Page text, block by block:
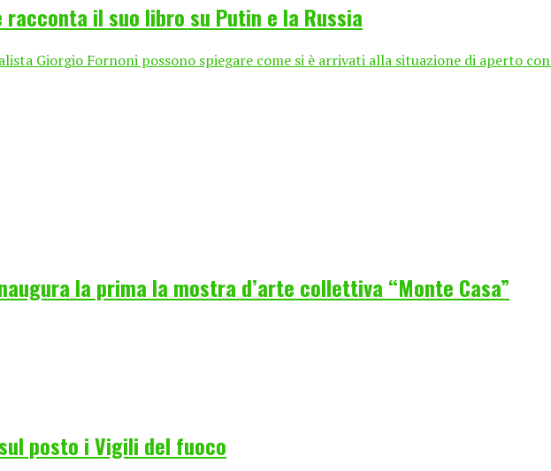
racconta il suo libro su Putin e la Russia
Giorgio Fornoni possono spiegare come si è arrivati alla situazione di aperto
la prima la mostra d’arte collettiva “Monte Casa”
posto i Vigili del fuoco